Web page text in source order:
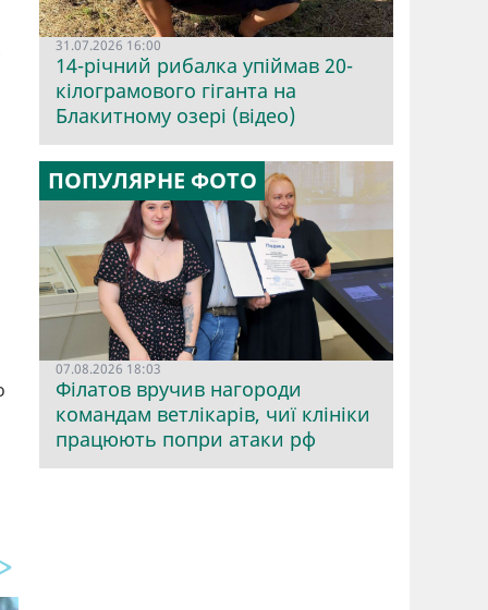
31.07.2026 16:00
14-річний рибалка упіймав 20-
кілограмового гіганта на
Блакитному озері (відео)
ПОПУЛЯРНЕ ФОТО
07.08.2026 18:03
Філатов вручив нагороди
командам ветлікарів, чиї клініки
працюють попри атаки рф